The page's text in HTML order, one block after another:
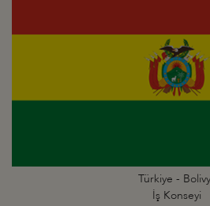
Türkiye -
İş Konseyi